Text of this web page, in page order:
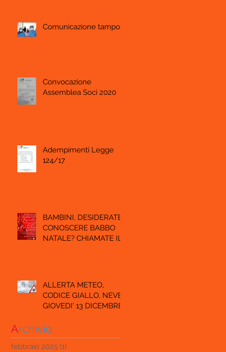
Comunicazione tamponi
Convocazione
Assemblea Soci 2020
Adempimenti Legge
124/17
BAMBINI, DESIDERATE
CONOSCERE BABBO
NATALE? CHIAMATE IL
ALLERTA METEO,
CODICE GIALLO, NEVE
GIOVEDI' 13 DICEMBRE.
Archivio
febbraio 2025 (1)